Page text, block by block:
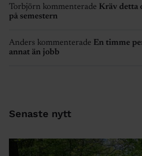
Torbjörn kommenterade Kräv detta
på semestern
Anders kommenterade En timme
annat än jobb
Senaste nytt